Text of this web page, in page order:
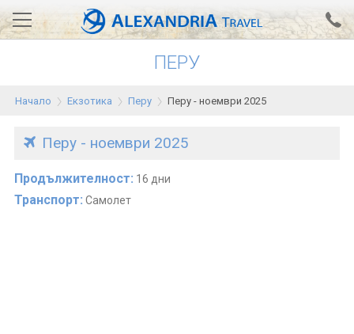
Проверка на резервация
АЛЕКСАНДРИЯ хотели
Тунис
Гърция
ПЕРУ
Начало Екзотика Перу Перу - ноември 2025
Перу - ноември 2025
Продължителност: 16 дни
Транспорт: Самолет